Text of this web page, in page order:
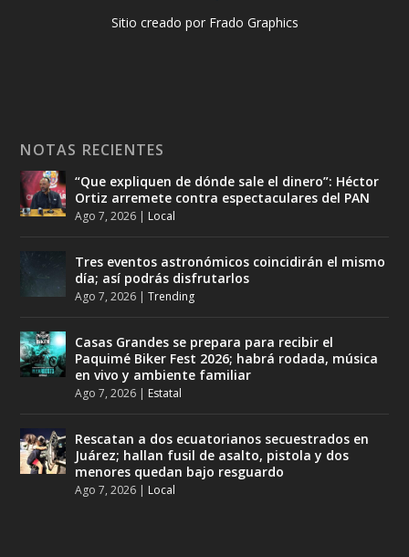
Sitio creado por Frado Graphics
NOTAS RECIENTES
“Que expliquen de dónde sale el dinero”: Héctor
Ortiz arremete contra espectaculares del PAN
Ago 7, 2026 | Local
Tres eventos astronómicos coincidirán el mismo
día; así podrás disfrutarlos
Ago 7, 2026 |Trending
Casas Grandes se prepara para recibir el
Paquimé Biker Fest 2026; habrá rodada, música
en vivo y ambiente familiar
Ago 7, 2026 | Estatal
Rescatan a dos ecuatorianos secuestrados en
Juárez; hallan fusil de asalto, pistola y dos
menores quedan bajo resguardo
Ago 7, 2026 | Local